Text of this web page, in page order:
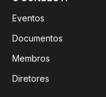
Eventos
Documentos
Membros
Diretores